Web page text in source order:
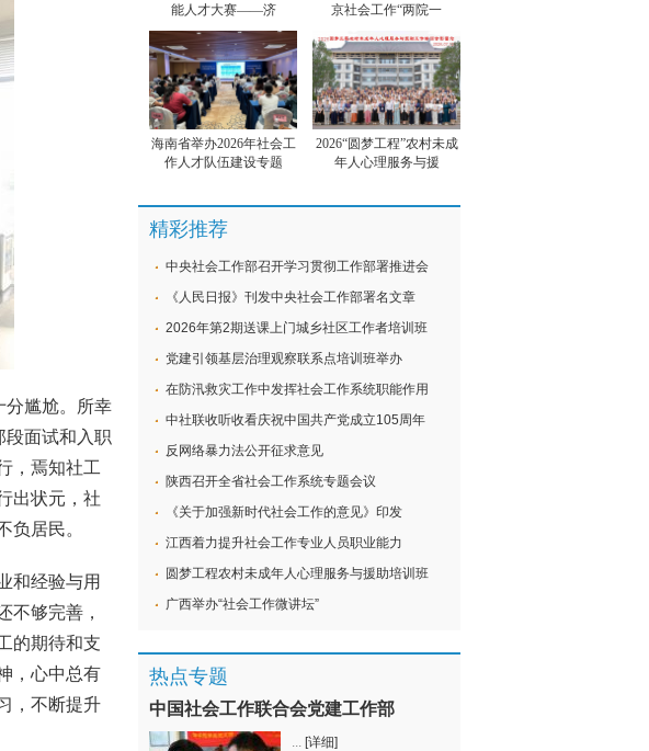
分尴尬。所幸
段面试和入职
，焉知社工
出状元，社
负居民。
和经验与用
不够完善，
的期待和支
，心中总有
，不断提升
能人才大赛——济
京社会工作“两院一
海南省举办2026年社会工
作人才队伍建设专题
2026“圆梦工程”农村未成
年人心理服务与援
精彩推荐
中央社会工作部召开学习贯彻工作部署推进会
《人民日报》刊发中央社会工作部署名文章
2026年第2期送课上门城乡社区工作者培训班
党建引领基层治理观察联系点培训班举办
在防汛救灾工作中发挥社会工作系统职能作用
中社联收听收看庆祝中国共产党成立105周年
反网络暴力法公开征求意见
陕西召开全省社会工作系统专题会议
《关于加强新时代社会工作的意见》印发
江西着力提升社会工作专业人员职业能力
圆梦工程农村未成年人心理服务与援助培训班
广西举办“社会工作微讲坛”
热点专题
中国社会工作联合会党建工作部
... [详细]